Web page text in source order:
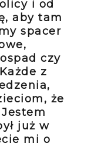
i od
aby tam
spacer
czy
z
że
już w
mi o